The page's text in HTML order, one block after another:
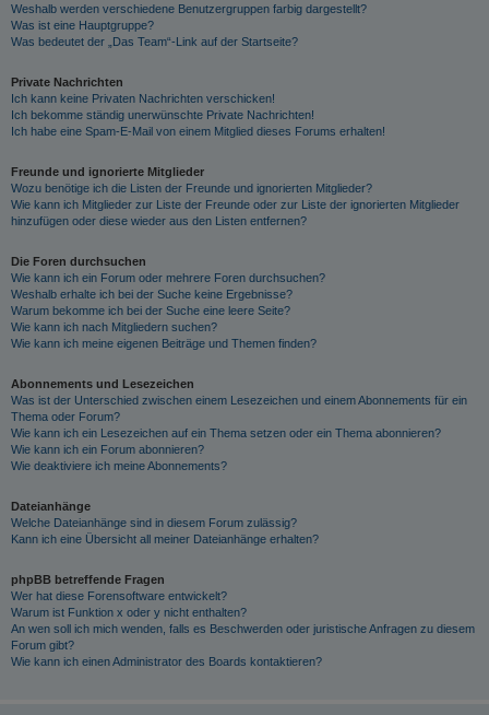
Weshalb werden verschiedene Benutzergruppen farbig dargestellt?
Was ist eine Hauptgruppe?
Was bedeutet der „Das Team“-Link auf der Startseite?
Private Nachrichten
Ich kann keine Privaten Nachrichten verschicken!
Ich bekomme ständig unerwünschte Private Nachrichten!
Ich habe eine Spam-E-Mail von einem Mitglied dieses Forums erhalten!
Freunde und ignorierte Mitglieder
Wozu benötige ich die Listen der Freunde und ignorierten Mitglieder?
Wie kann ich Mitglieder zur Liste der Freunde oder zur Liste der ignorierten Mitglieder
hinzufügen oder diese wieder aus den Listen entfernen?
Die Foren durchsuchen
Wie kann ich ein Forum oder mehrere Foren durchsuchen?
Weshalb erhalte ich bei der Suche keine Ergebnisse?
Warum bekomme ich bei der Suche eine leere Seite?
Wie kann ich nach Mitgliedern suchen?
Wie kann ich meine eigenen Beiträge und Themen finden?
Abonnements und Lesezeichen
Was ist der Unterschied zwischen einem Lesezeichen und einem Abonnements für ein
Thema oder Forum?
Wie kann ich ein Lesezeichen auf ein Thema setzen oder ein Thema abonnieren?
Wie kann ich ein Forum abonnieren?
Wie deaktiviere ich meine Abonnements?
Dateianhänge
Welche Dateianhänge sind in diesem Forum zulässig?
Kann ich eine Übersicht all meiner Dateianhänge erhalten?
phpBB betreffende Fragen
Wer hat diese Forensoftware entwickelt?
Warum ist Funktion x oder y nicht enthalten?
An wen soll ich mich wenden, falls es Beschwerden oder juristische Anfragen zu diesem
Forum gibt?
Wie kann ich einen Administrator des Boards kontaktieren?